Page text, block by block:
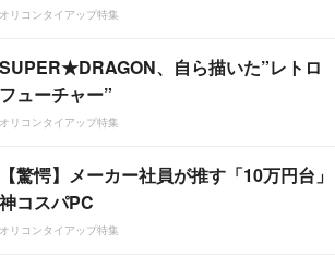
オリコンタイアップ特集
SUPER★DRAGON、自ら描いた”レトロ
フューチャー”
オリコンタイアップ特集
【驚愕】メーカー社員が推す「10万円台」
神コスパPC
オリコンタイアップ特集